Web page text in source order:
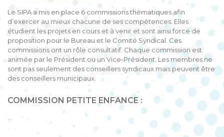
Le SIPA a mis en place 6 commissions thématiques afin
d’exercer au mieux chacune de ses compétences. Elles
étudient les projets en cours et à venir et sont ainsi force de
proposition pour le Bureau et le Comité Syndical. Ces
commissions ont un rôle consultatif. Chaque commission est
animée par le Président ou un Vice-Président. Les membres ne
sont pas seulement des conseillers syndicaux mais peuvent être
des conseillers municipaux.
COMMISSION PETITE ENFANCE :